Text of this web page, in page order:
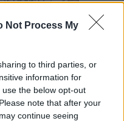
Not Process My
to third parties, or
information for
the below opt-out
note that after your
continue seeing